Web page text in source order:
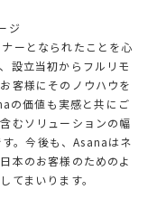
ジ
ーとなられたことを心
設立当初からフルリモ
客様にそのノウハウを
の価値も実感と共にご
むソリューションの幅
。今後も、Asanaはネ
本のお客様のためのよ
てまいります。